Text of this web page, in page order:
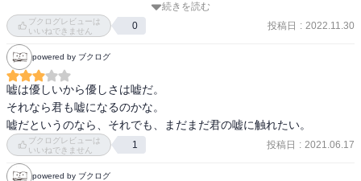
部活に励む（？）ゆきのん、結衣、八幡。
そこに八幡の妹「小町」乱入！
奉仕部の3人は小町の友達という川崎大志の相談を持ちかける。
「姉が最近おかしい」と。
聞いてみると八幡達と同じクラスの川崎沙希。
絡むのは戸塚と材木座。
そしてクラス内では妙な雰囲気を救って欲しいと葉山隼人は相談を
持ちかけて。
続きを読む
ブクログレビューは
いいねできません
0 投稿日 : 2022.11.30
powered by ブクログ
嘘は優しいから優しさは嘘だ。
それなら君も嘘になるのかな。
嘘だというのなら、それでも、まだまだ君の嘘に触れたい。
ブクログレビューは
いいねできません
1 投稿日 : 2021.06.17
powered by ブクログ